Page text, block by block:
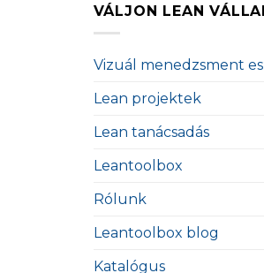
VÁLJON LEAN
Vizuál menedzsment
Lean projektek
Lean tanácsadás
Leantoolbox
Rólunk
Leantoolbox blog
Katalógus